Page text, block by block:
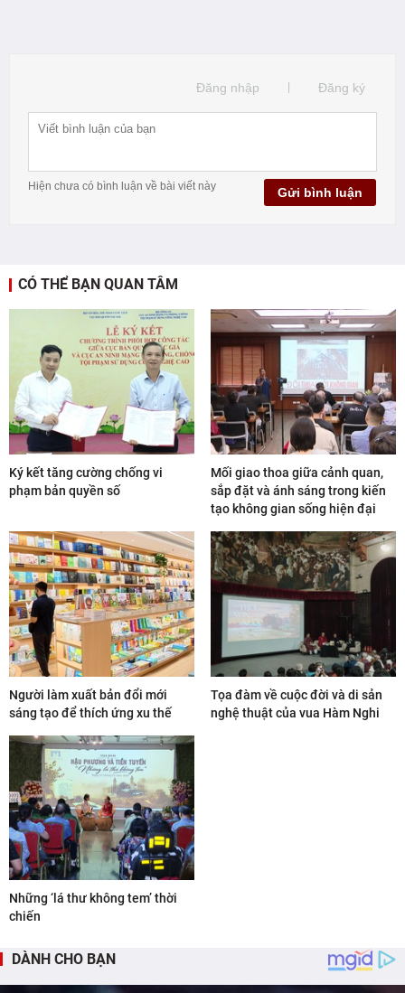
CÓ THỂ BẠN QUAN TÂM
Ký kết tăng cường chống vi
phạm bản quyền số
Mối giao thoa giữa cảnh quan,
sắp đặt và ánh sáng trong kiến
tạo không gian sống hiện đại
Người làm xuất bản đổi mới
sáng tạo để thích ứng xu thế
Tọa đàm về cuộc đời và di sản
nghệ thuật của vua Hàm Nghi
Những ‘lá thư không tem’ thời
chiến